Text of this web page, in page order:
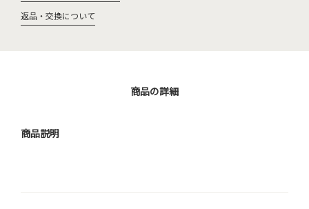
返品・交換について
商品の詳細
商品説明